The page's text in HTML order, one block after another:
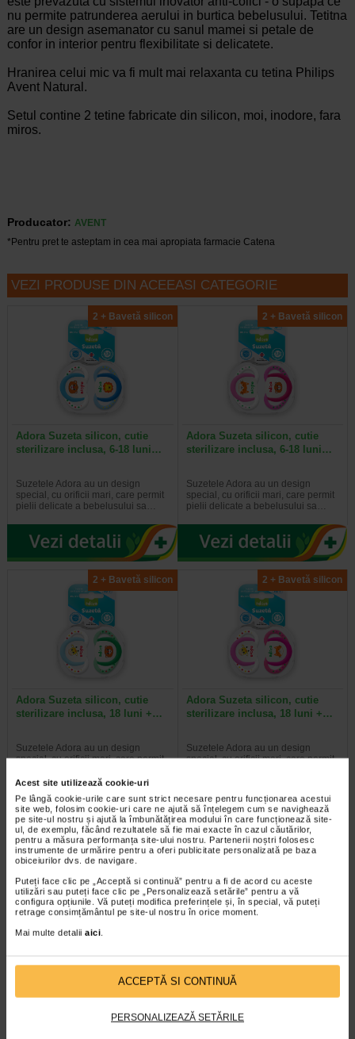
Acest site utilizează cookie-uri
Pe lângă cookie-urile care sunt strict necesare pentru funcționarea acestui
site web, folosim cookie-uri care ne ajută să înțelegem cum se navighează
pe site-ul nostru și ajută la îmbunătățirea modului în care funcționează site-
ul, de exemplu, făcând rezultatele să fie mai exacte în cazul căutărilor,
pentru a măsura performanța site-ului nostru. Partenerii noștri folosesc
instrumente de urmărire pentru a oferi publicitate personalizată pe baza
obiceiurilor dvs. de navigare.
Puteți face clic pe „Acceptă si continuă” pentru a fi de acord cu aceste
utilizări sau puteți face clic pe „Personalizează setările” pentru a vă
configura opțiunile. Vă puteți modifica preferințele și, în special, vă puteți
retrage consimțământul pe site-ul nostru în orice moment.
Mai multe detalii aici.
ACCEPTĂ SI CONTINUĂ
PERSONALIZEAZĂ SETĂRILE
nu permite patrunderea aerului in burtica bebelusului. Tetitna
are un design asemanator cu sanul mamei si petale de
confor in interior pentru flexibilitate si delicatete.
Hranirea celui mic va fi mult mai relaxanta cu tetina Philips
Avent Natural.
Setul contine 2 tetine fabricate din silicon, moi, inodore, fara
miros.
Producator: AVENT
*Pentru pret te asteptam in cea mai apropiata farmacie Catena
VEZI PRODUSE DIN ACEEASI CATEGORIE
2 + Bavetă silicon
Adora Suzeta silicon, cutie
sterilizare inclusa, 6-18 luni…
Suzetele Adora au un design
special, cu orificii mari, care permit
pielii delicate a bebelusului sa…
2 + Bavetă silicon
Adora Suzeta silicon, cutie
sterilizare inclusa, 6-18 luni…
Suzetele Adora au un design
special, cu orificii mari, care permit
pielii delicate a bebelusului sa…
2 + Bavetă silicon
Adora Suzeta silicon, cutie
sterilizare inclusa, 18 luni +…
Suzetele Adora au un design
special, cu orificii mari, care permit
2 + Bavetă silicon
Adora Suzeta silicon, cutie
sterilizare inclusa, 18 luni +…
Suzetele Adora au un design
special, cu orificii mari, care permit
2 + Bavetă silicon
Tetina anticolici cu flux rapid 6
luni+, 2 bucati, ADORA
Tetinele Adora au flux adaptat in
functie de etapa de dezvoltare a
Adora Biberon cu gat larg si
tetina anticolici, 3-6 luni, 260…
Gatul larg al biberonului Adora
permite umplerea usoara a